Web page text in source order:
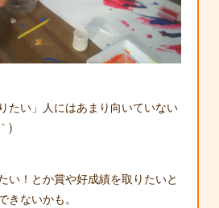
たい」人にはあまり向いていない
)
い！とか賞や好成績を取りたいと
きないかも。